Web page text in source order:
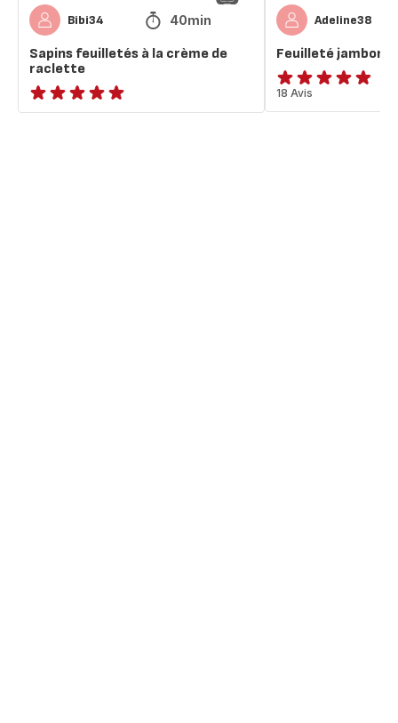
Bibi34 40min
Sapins feuilletés à la crème de
raclette
ratings.NaN
Adeline38
Feuilleté jambon
ratings.4.8
18 Avis